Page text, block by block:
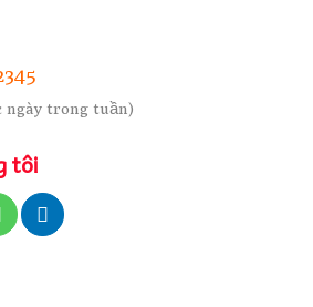
ngày trong tuần)
tôi